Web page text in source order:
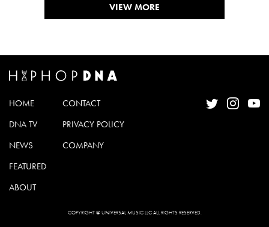
VIEW MORE
HOME
DNA TV
NEWS
FEATURED
ABOUT
CONTACT
PRIVACY POLICY
COMPANY
COPYRIGHT © UNIVERSAL MUSIC LLC ALL RIGHTS RESERVED.